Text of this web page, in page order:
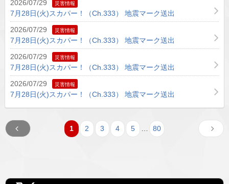
2026/07/29
災害情報
7月28日(火)スカパー！（Ch.333） 地震マーク送出
2026/07/29
災害情報
7月28日(火)スカパー！（Ch.333） 地震マーク送出
2026/07/29
災害情報
7月28日(火)スカパー！（Ch.333） 地震マーク送出
2026/07/29
災害情報
7月28日(火)スカパー！（Ch.333） 地震マーク送出
1 2 3 4 5 80